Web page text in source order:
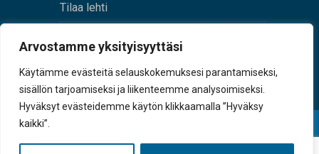
Arvostamme yksityisyyttäsi
Käytämme evästeitä selauskokemuksesi parantamiseksi,
sisällön tarjoamiseksi ja liikenteemme analysoimiseksi.
Hyväksyt evästeidemme käytön klikkaamalla ”Hyväksy
kaikki”.
Tilaa lehti
tunnus 0167229-8